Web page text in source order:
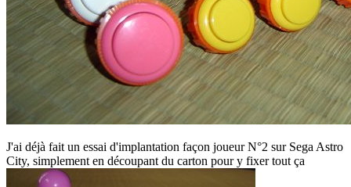
J'ai déjà fait un essai d'implantation façon joueur N°2 sur Sega Astro
City, simplement en découpant du carton pour y fixer tout ça